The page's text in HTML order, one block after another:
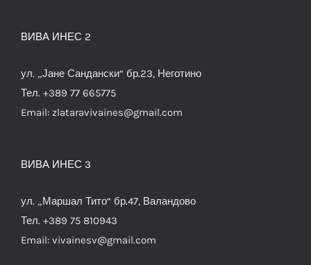
ВИВА ИНЕС 2
ул. „Јане Сандански“ бр.23, Неготино
Тел. +389 77 665775
Email: zlataravivaines@gmail.com
ВИВА ИНЕС 3
ул. „Маршал Тито“ бр.47, Валандово
Тел. +389 75 810943
Email: vivainesv@gmail.com